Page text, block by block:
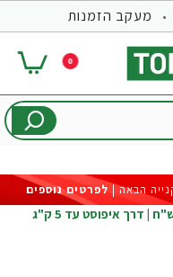
מעקב הזמנות
0
לפרטים נוספים